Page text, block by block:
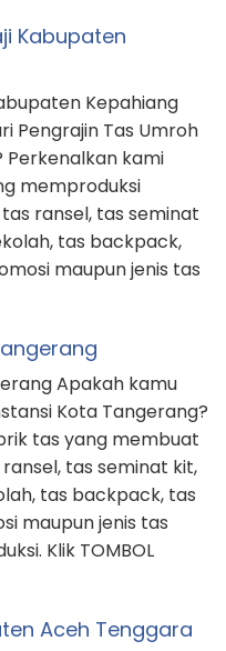
Kabupaten
Kepahiang
Pengrajin Tas Umroh
Perkenalkan kami
memproduksi
ransel, tas seminat
tas backpack,
maupun jenis tas
Apakah kamu
Kota Tangerang?
tas yang membuat
tas seminat kit,
tas backpack, tas
maupun jenis tas
Klik TOMBOL
Aceh Tenggara